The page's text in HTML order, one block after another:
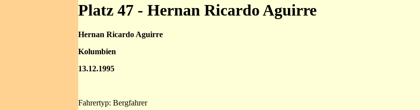
Platz 47 - Hernan Ricardo Aguirre
Hernan Ricardo Aguirre
Kolumbien
13.12.1995
Fahrertyp: Bergfahrer